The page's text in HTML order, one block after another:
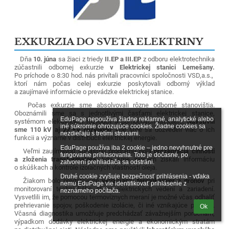
EduPage nepoužíva žiadne reklamné, analytické alebo
iné súkromie ohrozujúce cookies. Žiadne cookies sa
nezdieľajú s tretími stranami.
EduPage používa iba 2 cookie – jedno nevyhnutné pre
fungovanie prihlasovania. Toto je dočasné, po
zatvorení prehliadača sa odstráni.
Druhé cookie zvyšuje bezpečnosť prihlásenia - vďaka
nemu EduPage vie identifikovať prihlásenie z
neznámeho počítača.
Ok
EXKURZIA DO SVETA ELEKTRINY
Dňa 10. júna sa žiaci z triedy II.EP a III.EP z odboru elektrotechnika
zúčastnili odbornej exkurziev Elektrickej stanici Lemešany.
Po príchode o 8:30 hod. nás privítali pracovníci spoločnosti VSD,a.s.,
ktorí nám počas celej exkurzie poskytovali odborný výklad
a zaujímavé informácie o prevádzke elektrickej stanice.
Počas exkurzie sme absolvovali rôzne odborné stanovištia.
Oboznámili sme sa s jednotlivými časťami elektrickej stanice,
systémom elektrických rozvodov a pomocných pripojení.Navštívili
sme 110 kV aj 22 kV rozvodňu,kde sme sa dozvedeli viac o ich
funkcii a význame v distribúcii elektrickej energie.
Veľmi zaujímavou súčasťou programu bolaprezentácia činnosti
a zloženia transformátora, kde sme zároveň získali informáciu
o skúškach a kontrole izolačných vlastností oleja.
Žiakom bolo predstavenévyužívanie termokamier a dronovpri
monitorovaní technického stavu elektrických vedení a zariadení.
Vysvetlili im, že pomocou termovíznych meraní je možné včas odhaliť
prehrievanie spojov, poškodenie izolácie, či iné vznikajúce poruchy.
Včasná diagnostika umožňuje predchádzať závažnejším poruchám,
výpadkom dodávky elektrickej energie a ekonomickým stratám